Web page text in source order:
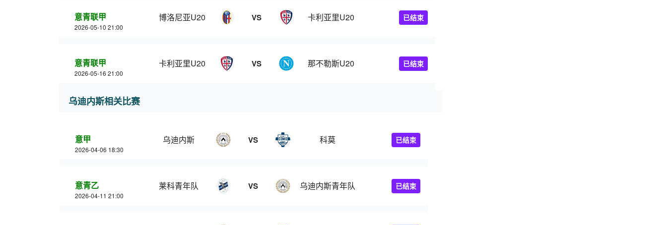
意青联甲
2026-05-10 21:00
博洛尼亚U20 VS 卡利亚里U20 已结束
意青联甲
2026-05-16 21:00
卡利亚里U20 VS 那不勒斯U20 已结束
乌迪内斯相关比赛
意甲
2026-04-06 18:30
乌迪内斯 VS 科莫 已结束
意青乙
2026-04-11 21:00
莱科青年队 VS 乌迪内斯青年队 已结束